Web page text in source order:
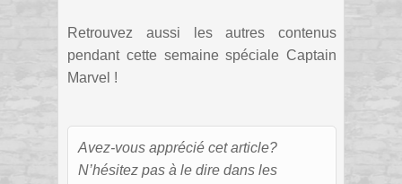
Retrouvez aussi les autres contenus
pendant cette semaine spéciale Captain
Marvel !
Avez-vous apprécié cet article?
N’hésitez pas à le dire dans les